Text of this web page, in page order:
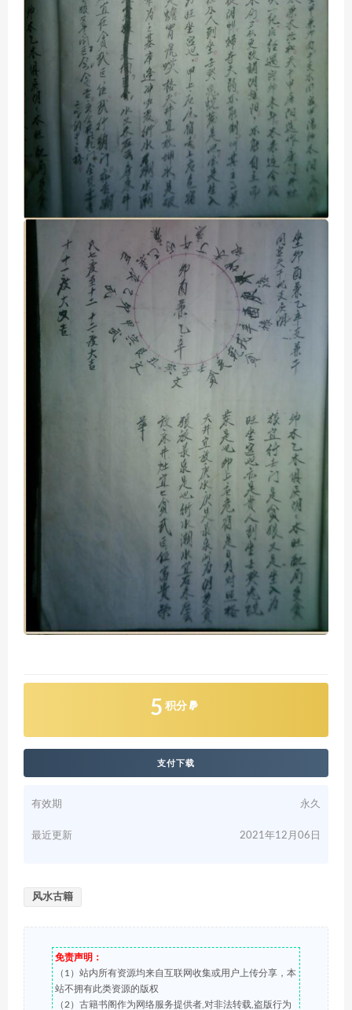
5 积分
支付下载
有效期 永久
最近更新 2021年12月06日
风水古籍
免责声明：
（1）站内所有资源均来自互联网收集或用户上传分享，本
站不拥有此类资源的版权
（2）古籍书阁作为网络服务提供者,对非法转载,盗版行为